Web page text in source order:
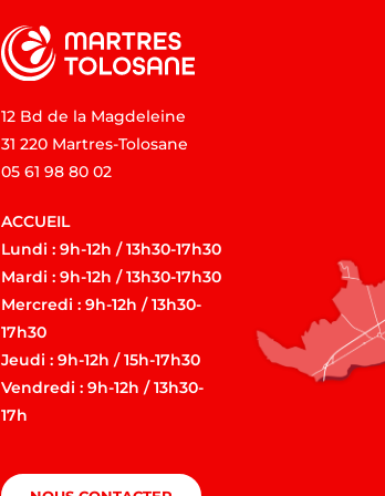
12 Bd de la Magdeleine
31 220 Martres-Tolosane
05 61 98 80 02
ACCUEIL
Lundi : 9h-12h / 13h30-17h30
Mardi : 9h-12h / 13h30-17h30
Mercredi : 9h-12h / 13h30-
17h30
Jeudi : 9h-12h / 15h-17h30
Vendredi : 9h-12h / 13h30-
17h